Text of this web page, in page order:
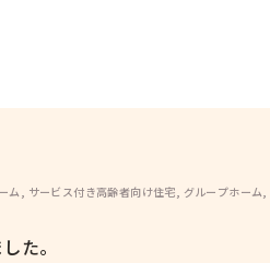
ム, サービス付き高齢者向け住宅, グループホー
た。